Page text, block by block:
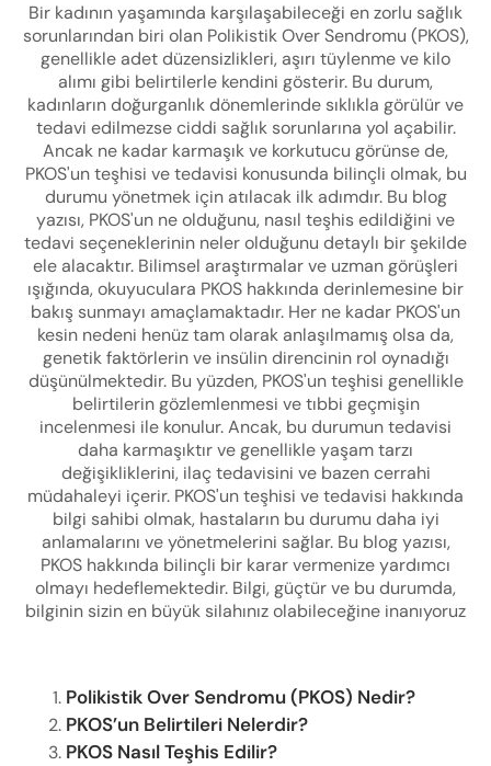
Bir kadının yaşamında karşılaşabileceği en zorlu sağlık
sorunlarından biri olan Polikistik Over Sendromu (PKOS),
genellikle adet düzensizlikleri, aşırı tüylenme ve kilo
alımı gibi belirtilerle kendini gösterir. Bu durum,
kadınların doğurganlık dönemlerinde sıklıkla görülür ve
tedavi edilmezse ciddi sağlık sorunlarına yol açabilir.
Ancak ne kadar karmaşık ve korkutucu görünse de,
PKOS'un teşhisi ve tedavisi konusunda bilinçli olmak, bu
durumu yönetmek için atılacak ilk adımdır. Bu blog
yazısı, PKOS'un ne olduğunu, nasıl teşhis edildiğini ve
tedavi seçeneklerinin neler olduğunu detaylı bir şekilde
ele alacaktır. Bilimsel araştırmalar ve uzman görüşleri
ışığında, okuyuculara PKOS hakkında derinlemesine bir
bakış sunmayı amaçlamaktadır. Her ne kadar PKOS'un
kesin nedeni henüz tam olarak anlaşılmamış olsa da,
genetik faktörlerin ve insülin direncinin rol oynadığı
düşünülmektedir. Bu yüzden, PKOS'un teşhisi genellikle
belirtilerin gözlemlenmesi ve tıbbi geçmişin
incelenmesi ile konulur. Ancak, bu durumun tedavisi
daha karmaşıktır ve genellikle yaşam tarzı
değişikliklerini, ilaç tedavisini ve bazen cerrahi
müdahaleyi içerir. PKOS'un teşhisi ve tedavisi hakkında
bilgi sahibi olmak, hastaların bu durumu daha iyi
anlamalarını ve yönetmelerini sağlar. Bu blog yazısı,
PKOS hakkında bilinçli bir karar vermenize yardımcı
olmayı hedeflemektedir. Bilgi, güçtür ve bu durumda,
bilginin sizin en büyük silahınız olabileceğine inanıyoruz
Polikistik Over Sendromu (PKOS) Nedir?
PKOS’un Belirtileri Nelerdir?
PKOS Nasıl Teşhis Edilir?